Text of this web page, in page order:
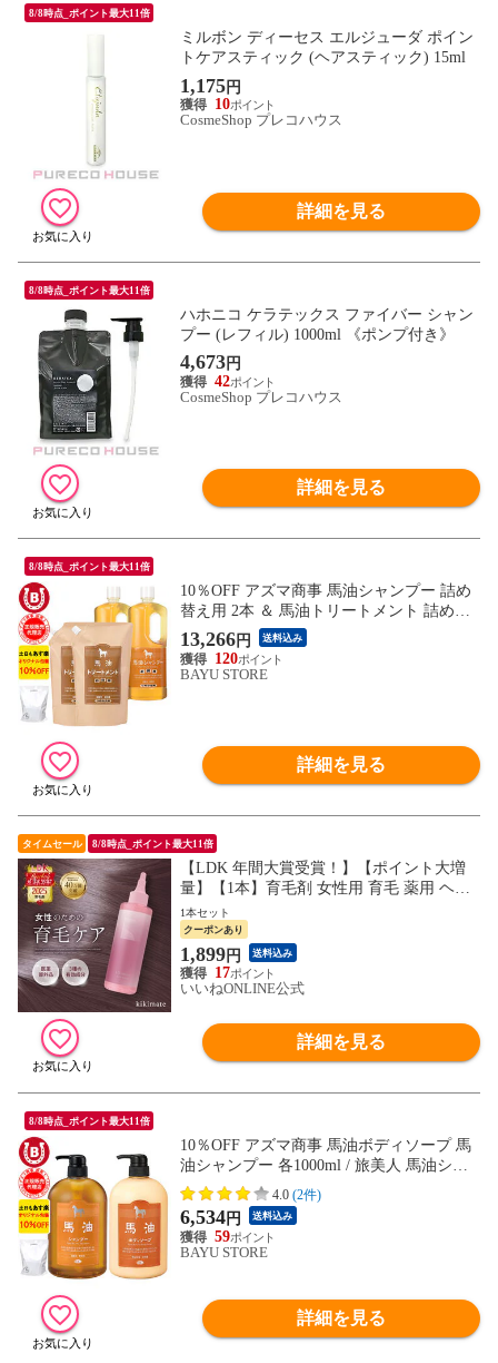
8/8時点_ポイント最大11倍
ミルボン ディーセス エルジューダ ポイン
トケアスティック (ヘアスティック) 15ml
1,175円
10
CosmeShop プレコハウス
詳細を見る
8/8時点_ポイント最大11倍
ハホニコ ケラテックス ファイバー シャン
プー (レフィル) 1000ml 《ポンプ付き》
4,673円
42
CosmeShop プレコハウス
詳細を見る
8/8時点_ポイント最大11倍
10％OFF アズマ商事 馬油シャンプー 詰め
替え用 2本 ＆ 馬油トリートメント 詰め替
え用 2個 馬油シャンプー 馬油トリートメ
ント 詰め替えセット 旅美人 シャンプー 詰
替 馬油 アズマ商事馬油シャンプー 旅美人
13,266円 送料込み
120
BAYU STORE
詳細を見る
タイムセール 8/8時点_ポイント最大11倍
【LDK 年間大賞受賞！】【ポイント大増
量】【1本】育毛剤 女性用 育毛 薬用 ヘア
ローション 頭皮ケア レディース 150ml 医
薬部外品 kikimate
1本セット
クーポンあり
1,899円 送料込み
17
いいねONLINE公式
詳細を見る
8/8時点_ポイント最大11倍
10％OFF アズマ商事 馬油ボディソープ 馬
油シャンプー 各1000ml / 旅美人 馬油シリ
ーズ アズマ商事馬油ボディソープ シャン
プー バユ 旅美人ボディソープ 馬油 送料無
料
4.0 (2件)
6,534円 送料込み
59
BAYU STORE
詳細を見る